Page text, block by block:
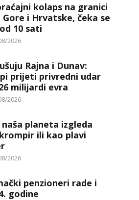
kolaps na granici
Gore i Hrvatske, čeka se
10 sati
2026
Rajna i Dunav:
prijeti privredni udar
milijardi evra
2026
naša planeta izgleda
ili kao plavi
2026
penzioneri rade i
godine